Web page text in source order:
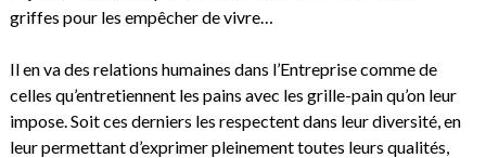
griffes pour les empêcher de vivre…
Il en va des relations humaines dans l’Entreprise comme de
celles qu’entretiennent les pains avec les grille-pain qu’on leur
impose. Soit ces derniers les respectent dans leur diversité, en
leur permettant d’exprimer pleinement toutes leurs qualités,